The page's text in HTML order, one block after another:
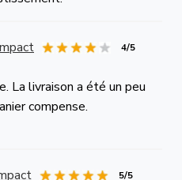
4/5
La livraison a été un peu
compense.
5/5